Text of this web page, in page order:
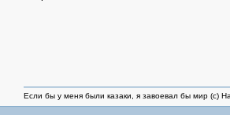
Если бы у меня были казаки, я завоевал бы мир (с)